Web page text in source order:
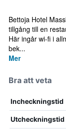
Bettoja Hotel
tillgång till en
Här ingår wi-fi i
bek...
Mer
Bra att veta
Incheckningstid
Utcheckningstid